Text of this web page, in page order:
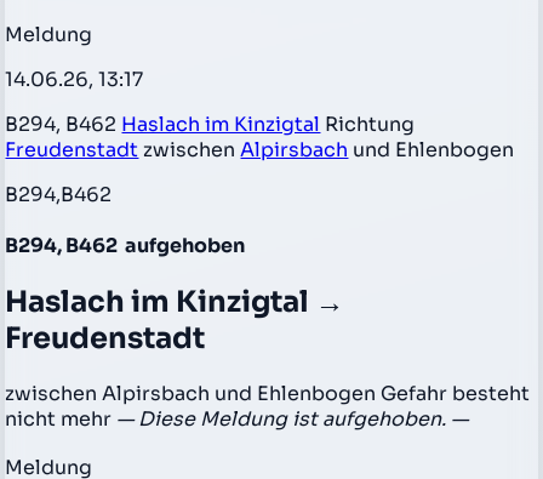
Meldung
14.06.26, 13:17
B294, B462 Haslach im Kinzigtal Richtung
Freudenstadt zwischenAlpirsbach und Ehlenbogen
B294,B462
B294, B462 aufgehoben
Haslach im Kinzigtal →
Freudenstadt
zwischen Alpirsbach und Ehlenbogen Gefahr besteht
nicht mehr — Diese Meldung ist aufgehoben. —
Meldung